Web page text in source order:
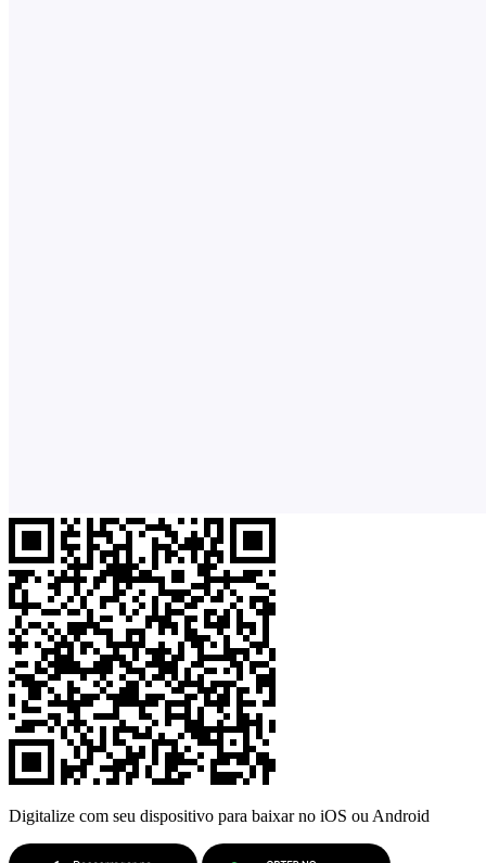
Digitalize com seu dispositivo para baixar no iOS ou Android